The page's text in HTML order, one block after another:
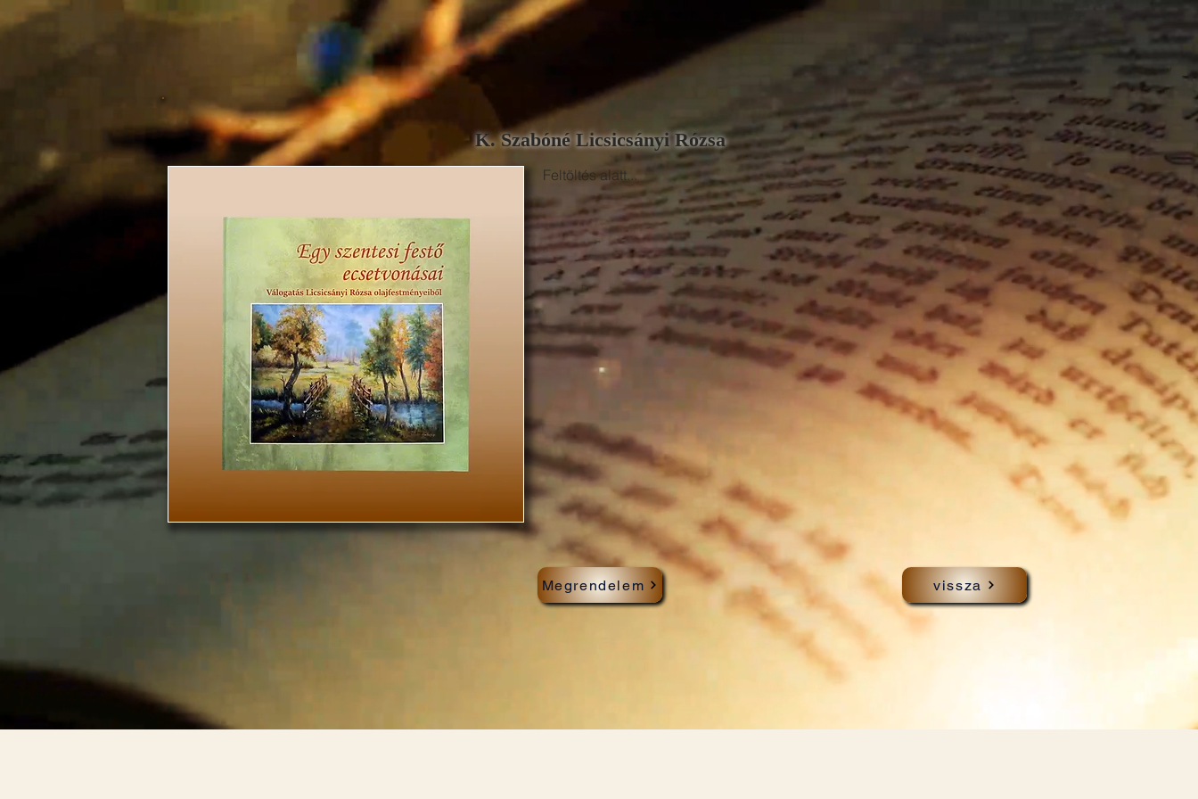
K. Szabóné Licsicsányi Rózsa
Feltöltés alatt...
Megrendelem vissza